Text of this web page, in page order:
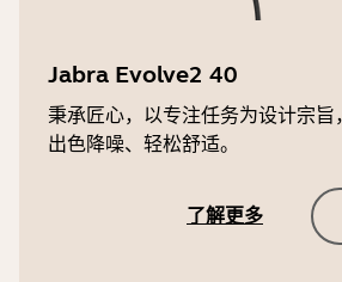
Jabra Evolve2 40
秉承匠心，以专注任务为设计宗旨
出色降噪、轻松舒适。
了解更多